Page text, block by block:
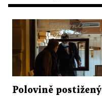
Polovině